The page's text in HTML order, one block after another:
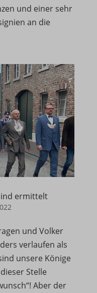
und einer sehr
an die
ermittelt
und Volker
verlaufen als
unsere Könige
Stelle
Aber der